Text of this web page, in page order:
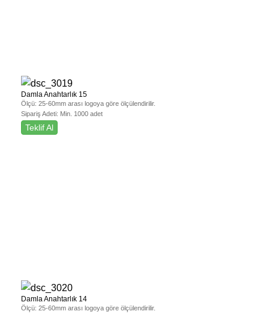
Damla Anahtarlık 15
Ölçü: 25-60mm arası logoya göre ölçülendirilir.
Sipariş Adeti: Min. 1000 adet
Teklif Al
Damla Anahtarlık 14
Ölçü: 25-60mm arası logoya göre ölçülendirilir.